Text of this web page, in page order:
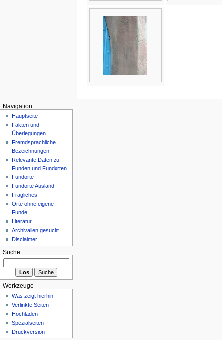
Navigation
Hauptseite
Fakten und
Überlegungen
Fremdsprachliche
Bezeichnungen
Relevante Daten zu
Funden und Fundorten
Fundorte
Fundorte Ausland
Fragliches
Orte ohne eigene
Funde
Literatur
Archivalien gesucht
Disclaimer
Suche
Werkzeuge
Was zeigt hierhin
Verlinkte Seiten
Hochladen
Spezialseiten
Druckversion